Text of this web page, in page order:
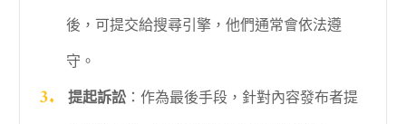
後，可提交給搜尋引擎，他們通常會依法遵
守。
提起訴訟：作為最後手段，針對內容發布者提